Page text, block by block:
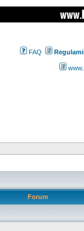
FAQ
Forum